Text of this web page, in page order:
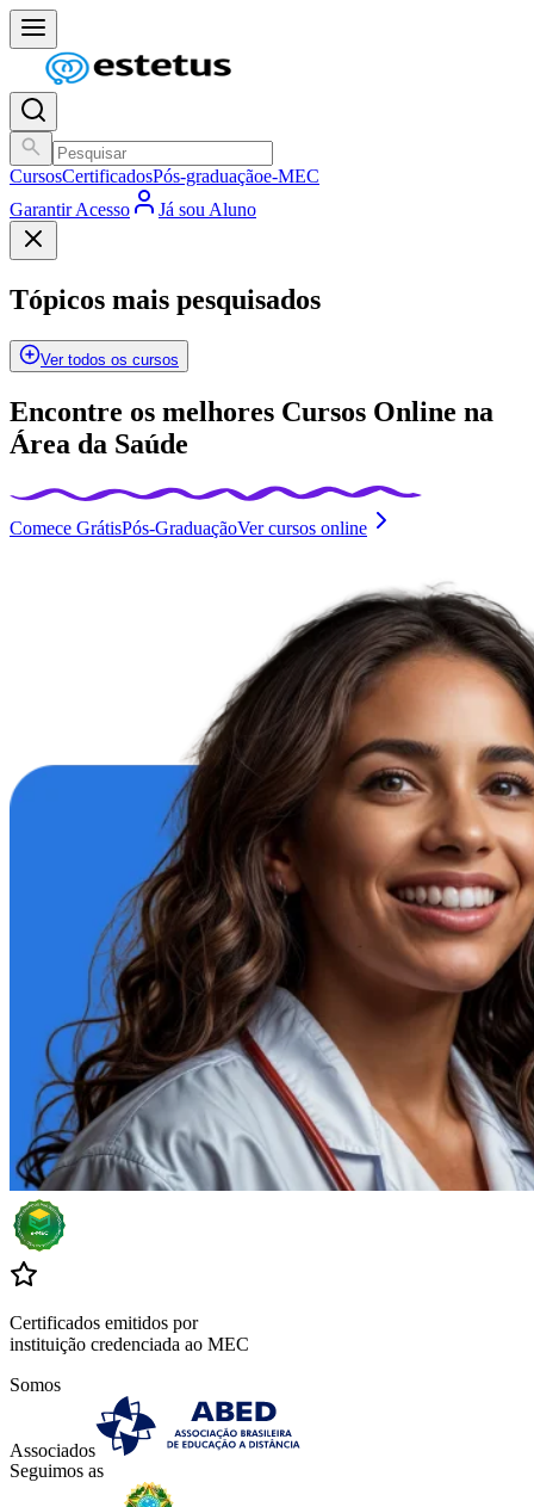
CursosCertificadosPós-graduaçãoe-MEC
Garantir Acesso
Já sou Aluno
Tópicos mais pesquisados
Ver todos os cursos
Encontre os melhores Cursos Online na
Área da Saúde
Comece GrátisPós-GraduaçãoVer cursos online
Certificados emitidos por
instituição credenciada ao MEC
Somos
Associados
Seguimos as